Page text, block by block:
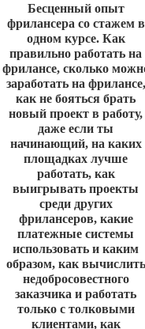
Бесценный опыт
фрилансера со стажем в
одном курсе. Как
правильно работать на
фрилансе, сколько
заработать на фрилансе,
как не бояться брать
новый проект в работу,
даже если ты
начинающий, на каких
площадках лучше
работать, как
выигрывать проекты
среди других
фрилансеров, какие
платежные системы
использовать и каким
образом, как вычислить
недобросовестного
заказчика и работать
только с толковыми
клиентами, как